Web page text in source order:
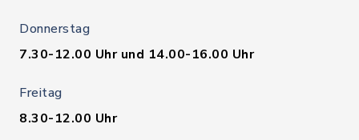
Donnerstag
7.30-12.00 Uhr und 14.00-16.00 Uhr
Freitag
8.30-12.00 Uhr